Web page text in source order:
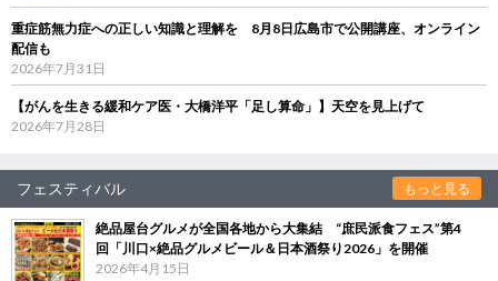
重症筋無力症への正しい知識と理解を 8月8日広島市で公開講座、オンライン
配信も
2026年7月31日
【がんを生きる緩和ケア医・大橋洋平「足し算命」】天空を見上げて
2026年7月28日
フェスティバル もっと見る
絶品屋台グルメが全国各地から大集結 “庶民派食フェス”第4
回「川口×絶品グルメビール＆日本酒祭り2026」を開催
2026年4月15日